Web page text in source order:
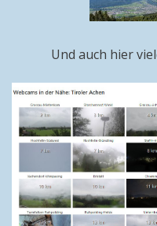
Und auch hier